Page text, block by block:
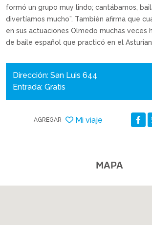
formó un grupo muy lindo; cantábamos,
divertíamos mucho”. También afirma que
en sus actuaciones Olmedo muchas veces
de baile español que practicó en el
Dirección: San Luis 644
Entrada: Gratis
AGREGAR Mi viaje
MAPA